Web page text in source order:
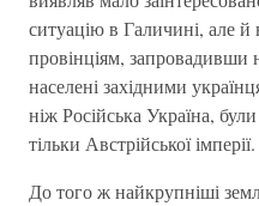
ситуацію в Галичині, але
провінціям, запровадивши
населені західними
ніж Російська Україна,
тільки Австрійської імперії.
До того ж найкрупніші